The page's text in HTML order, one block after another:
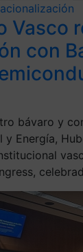
Vasco
con
bávaro y
y Energía,